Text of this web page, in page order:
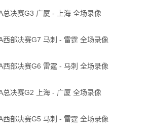
总决赛G3 广厦 - 上海 全场录像
西部决赛G7 马刺 - 雷霆 全场录像
西部决赛G6 雷霆 - 马刺 全场录像
总决赛G2 上海 - 广厦 全场录像
西部决赛G5 马刺 - 雷霆 全场录像